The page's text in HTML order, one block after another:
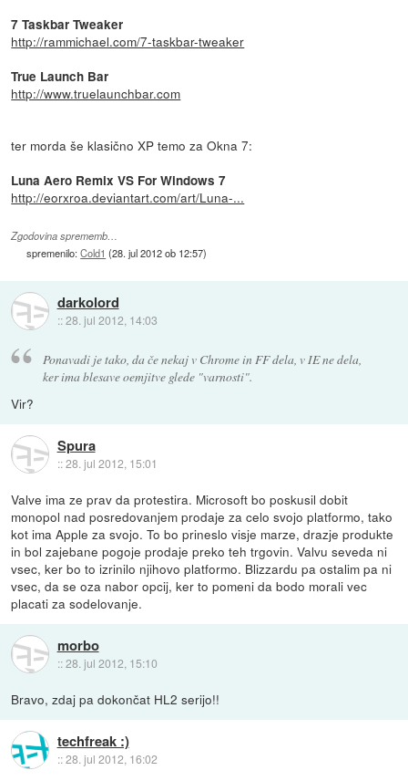
7 Taskbar Tweaker
http://rammichael.com/7-taskbar-tweaker
True Launch Bar
http://www.truelaunchbar.com
ter morda še klasično XP temo za Okna 7:
Luna Aero Remix VS For Windows 7
http://eorxroa.deviantart.com/art/Luna-...
Zgodovina sprememb…
spremenilo:Cold1 (28. jul 2012 ob 12:57)
darkolord
::28. jul 2012, 14:03
Ponavadi je tako, da če nekaj v Chrome in FF dela, v IE ne dela,
ker ima blesave oemjitve glede "varnosti".
Vir?
Spura
::28. jul 2012, 15:01
Valve ima ze prav da protestira. Microsoft bo poskusil dobit
monopol nad posredovanjem prodaje za celo svojo platformo, tako
kot ima Apple za svojo. To bo prineslo visje marze, drazje produkte
in bol zajebane pogoje prodaje preko teh trgovin. Valvu seveda ni
vsec, ker bo to izrinilo njihovo platformo. Blizzardu pa ostalim pa ni
vsec, da se oza nabor opcij, ker to pomeni da bodo morali vec
placati za sodelovanje.
morbo
::28. jul 2012, 15:10
Bravo, zdaj pa dokončat HL2 serijo!!
techfreak :)
::28. jul 2012, 16:02